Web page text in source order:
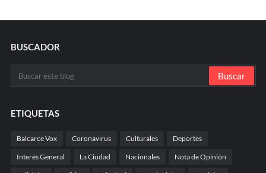
BUSCADOR
ETIQUETAS
Balcarce Vox Coronavirus Culturales Deportes
Interés General La Ciudad Nacionales Nota de Opinión